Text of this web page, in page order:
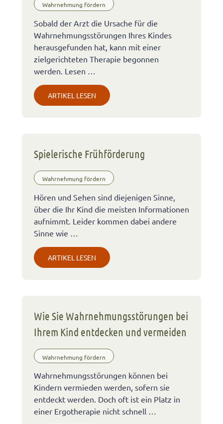
Wahrnehmung fördern
Sobald der Arzt die Ursache für die
Wahrnehmungsstörungen Ihres Kindes
herausgefunden hat, kann mit einer
zielgerichteten Therapie begonnen
werden. Lesen …
ARTIKEL LESEN
Spielerische Frühförderung
Wahrnehmung fördern
Hören und Sehen sind diejenigen Sinne,
über die Ihr Kind die meisten Informationen
aufnimmt. Leider kommen dabei andere
Sinne wie …
ARTIKEL LESEN
Wie Sie Wahrnehmungsstörungen bei
Ihrem Kind entdecken und vermeiden
Wahrnehmung fördern
Wahrnehmungsstörungen können bei
Kindern vermieden werden, sofern sie
entdeckt werden. Doch oft ist ein Platz in
einer Ergotherapie nicht schnell …